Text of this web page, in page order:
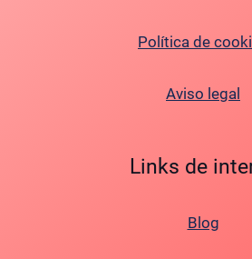
Política de
Aviso legal
Links de
Blog